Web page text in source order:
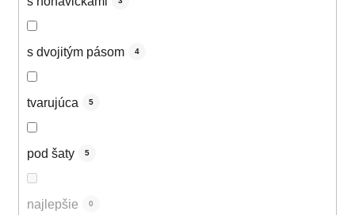
s dvojitým pásom 4
tvarujúca 5
pod šaty 5
najlepšie 0